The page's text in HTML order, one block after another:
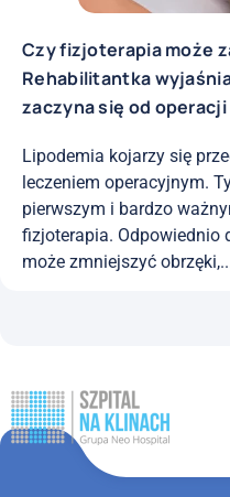
Czy fizjoterapia może
Rehabilitantka
zaczyna się od operacji
Lipodemia kojarzy się
leczeniem operacyjnym.
pierwszym i bardzo
fizjoterapia. Odpowiednio
może zmniejszyć